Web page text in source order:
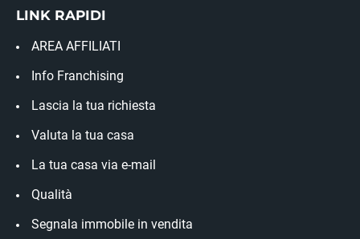
LINK RAPIDI
AREA AFFILIATI
Info Franchising
Lascia la tua richiesta
Valuta la tua casa
La tua casa via e-mail
Qualità
Segnala immobile in vendita